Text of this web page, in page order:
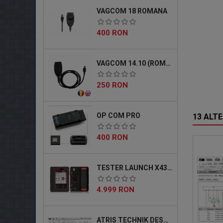
VAGCOM 18 ROMANA
Pret
400 RON
VAGCOM 14.10 (ROMANA)
Pret
250 RON
OP COM PRO
Pret
400 RON
TESTER LAUNCH X431 MASTER 5 PRO
Pret
4.999 RON
ATRIS TECHNIK DESCARCABIL
13